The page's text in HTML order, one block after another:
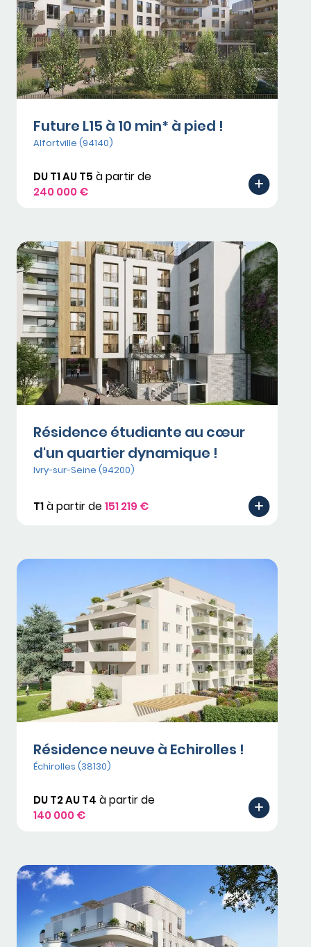
Future L15 à 10 min* à pied !
Alfortville (94140)
DU T1 AU T5 à partir de
240 000 €
Résidence étudiante au cœur
d'un quartier dynamique !
Ivry-sur-Seine (94200)
T1à partir de 151 219 €
Résidence neuve à Echirolles !
Échirolles (38130)
DU T2 AU T4 à partir de
140 000 €